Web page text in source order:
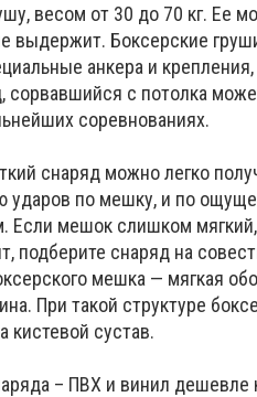
весом от 30 до 70 кг. Ее
выдержит. Боксерские
анкера и
сорвавшийся с потолка
соревнованиях.
снаряд можно легко
по мешку, и по
Если мешок слишком
подберите снаряд на
мешка — мягкая
При такой структуре
кистевой сустав.
– ПВХ и винил дешевле